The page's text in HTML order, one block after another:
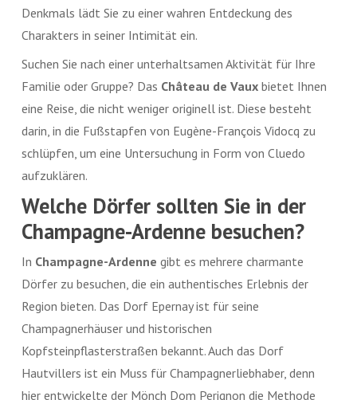
Denkmals lädt Sie zu einer wahren Entdeckung des
Charakters in seiner Intimität ein.
Suchen Sie nach einer unterhaltsamen Aktivität für Ihre
Familie oder Gruppe? Das Château de Vaux bietet Ihnen
eine Reise, die nicht weniger originell ist. Diese besteht
darin, in die Fußstapfen von Eugène-François Vidocq zu
schlüpfen, um eine Untersuchung in Form von Cluedo
aufzuklären.
Welche Dörfer sollten Sie in der
Champagne-Ardenne besuchen?
In Champagne-Ardenne gibt es mehrere charmante
Dörfer zu besuchen, die ein authentisches Erlebnis der
Region bieten. Das Dorf Epernay ist für seine
Champagnerhäuser und historischen
Kopfsteinpflasterstraßen bekannt. Auch das Dorf
Hautvillers ist ein Muss für Champagnerliebhaber, denn
hier entwickelte der Mönch Dom Perignon die Methode